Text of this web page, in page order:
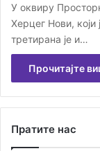
У оквиру
Херцег Нови, који
третирана је и…
Прочитајте
Пратите нас